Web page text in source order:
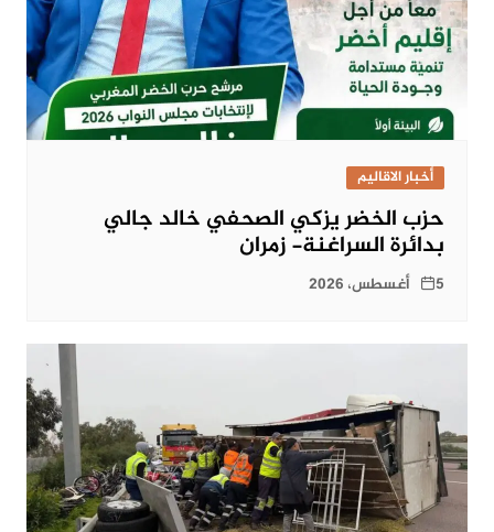
أخبار الاقاليم
حزب الخضر يزكي الصحفي خالد جالي
بدائرة السراغنة- زمران
5 أغسطس، 2026